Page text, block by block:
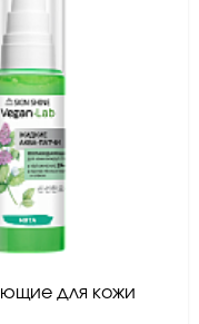
для кожи